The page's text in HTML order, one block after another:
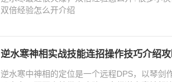
双倍经验怎么开介绍
逆水寒神相实战技能连招操作技巧介绍
逆水寒中神相的定位是一个远程DPS，以琴剑